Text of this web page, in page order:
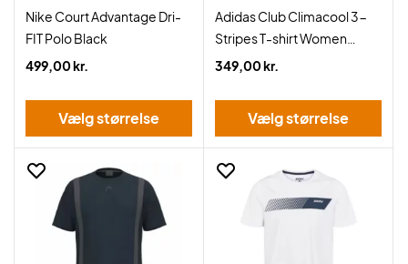
Nike Court Advantage Dri-
FIT Polo Black
499,00 kr.
Vælg størrelse
Adidas Club Climacool 3-
Stripes T-shirt Women
Black
349,00 kr.
Vælg størrelse